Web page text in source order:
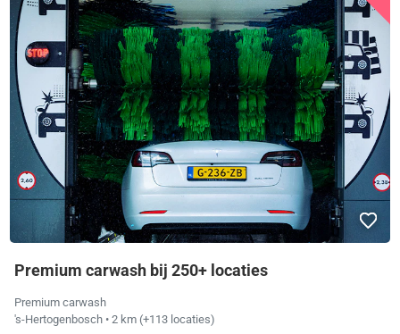
Premium carwash bij 250+ locaties
Premium carwash
's-Hertogenbosch • 2 km (+113 locaties)